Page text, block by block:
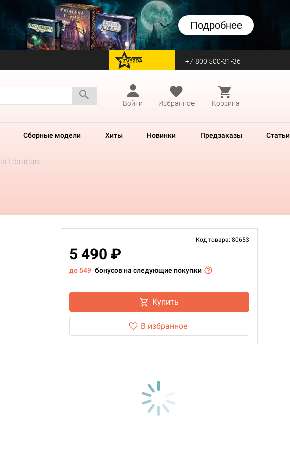
Подробнее
перейти на Zvezda +7 800 500-31-36
Войти
Избранное Корзина
Сборные модели Хиты Новинки Предзаказы Статьи
Librarian
Код товара: 80653
5 490 ₽
до 549 бонусов на следующие покупки
Купить
В избранное